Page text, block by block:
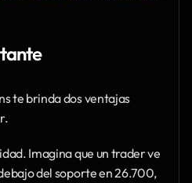
te brinda dos ventajas
Imagina que un trader ve
del soporte en 26.700,